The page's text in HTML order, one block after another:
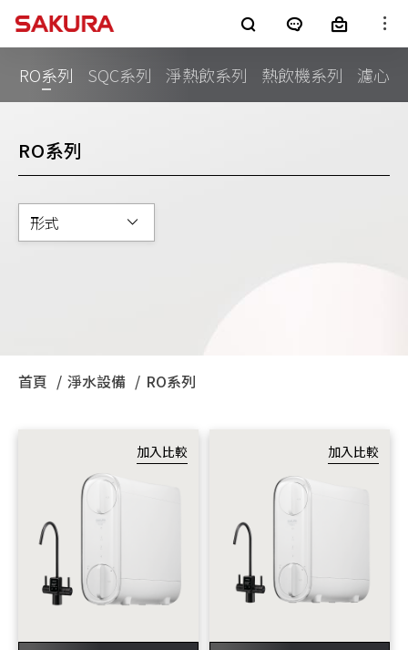
櫻花產品
廚房電器 淨水器
熱水器 電子型錄
整體廚房
銷售通路
客戶服務
最新消息
影音專區
SAKURA AWARDS
RO系列 SQC系列 淨熱飲系列 熱飲機系列 濾心
RO系列
形式
首頁 淨水設備 目前頁面：
RO系列